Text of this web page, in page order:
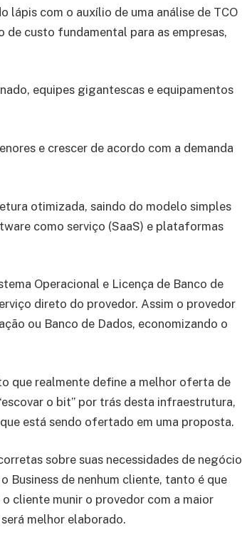
lápis com o auxílio de uma análise de TCO
custo fundamental para as empresas,
equipes gigantescas e equipamentos
e crescer de acordo com a demanda
otimizada, saindo do modelo simples
como serviço (SaaS) e plataformas
Operacional e Licença de Banco de
direto do provedor. Assim o provedor
ou Banco de Dados, economizando o
que realmente define a melhor oferta de
o bit” por trás desta infraestrutura,
está sendo ofertado em uma proposta.
sobre suas necessidades de negócio
Business de nenhum cliente, tanto é que
cliente munir o provedor com a maior
melhor elaborado.